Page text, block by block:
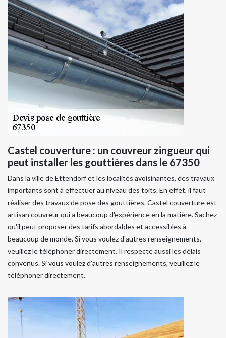
Castel couverture : un couvreur zingueur qui
peut installer les gouttières dans le 67350
Dans la ville de Ettendorf et les localités avoisinantes, des travaux
importants sont à effectuer au niveau des toits. En effet, il faut
réaliser des travaux de pose des gouttières. Castel couverture est
artisan couvreur qui a beaucoup d'expérience en la matière. Sachez
qu'il peut proposer des tarifs abordables et accessibles à
beaucoup de monde. Si vous voulez d'autres renseignements,
veuillez le téléphoner directement. Il respecte aussi les délais
convenus. Si vous voulez d'autres renseignements, veuillez le
téléphoner directement.